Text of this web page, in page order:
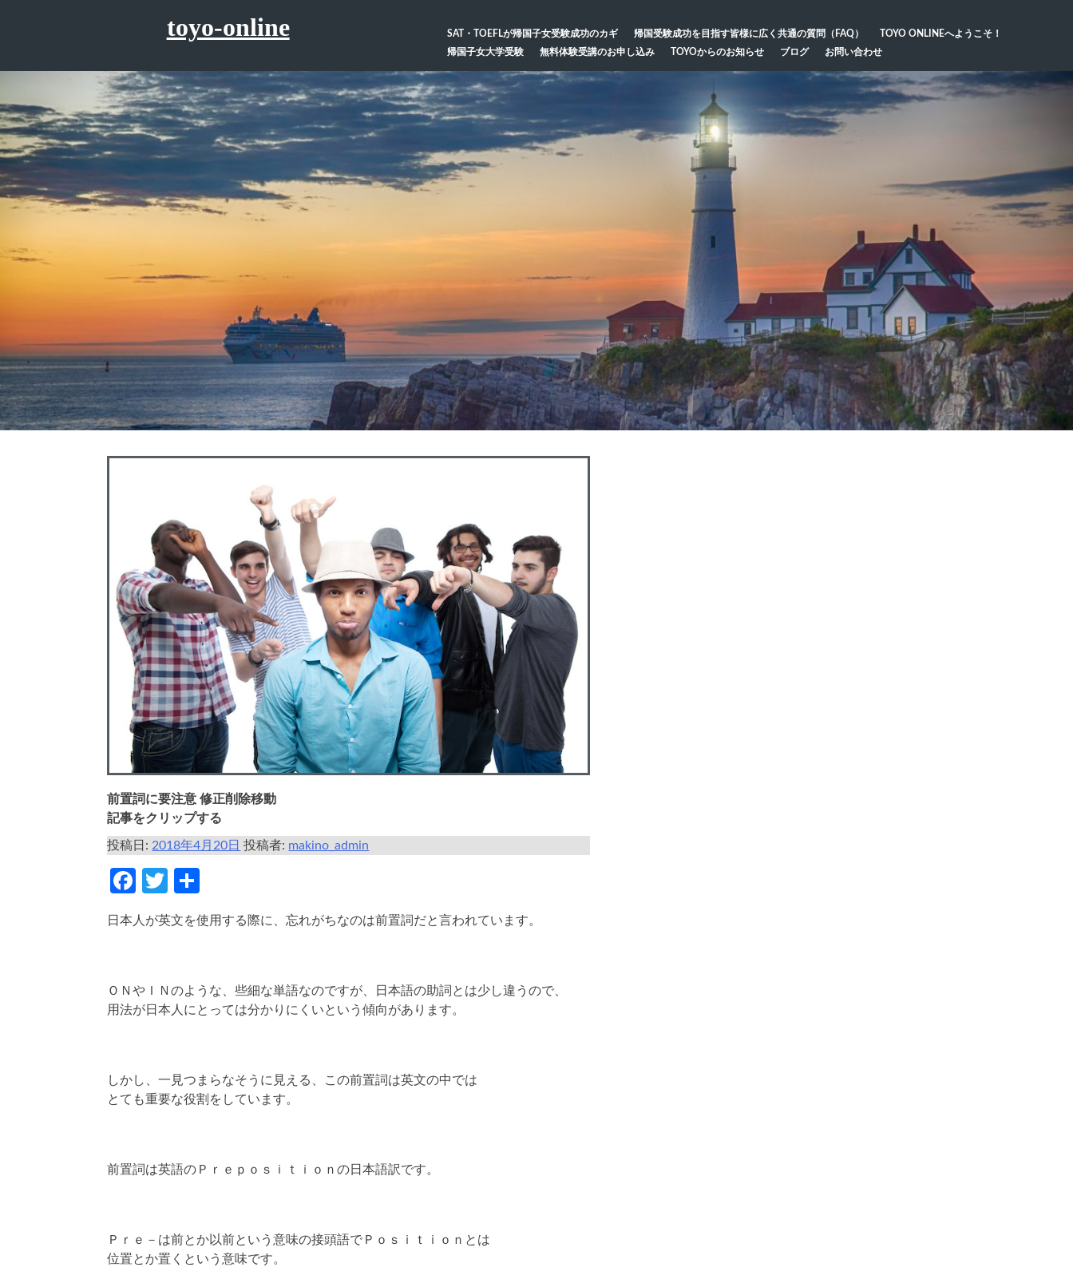
へ
ス
キ
ッ
プ
toyo-online SAT・TOEFLが帰国子女受験成功のカギ 帰国受験成功を目指す皆様に広く共通の質問（FAQ）
TOYO ONLINEへようこそ！
帰国子女大学受験
無料体験受講のお申し込み TOYOからのお知らせ ブログ お問い合わせ
前置詞に要注意 修正削除移動
記事をクリップする
投稿日:2018年4月20日 投稿者: makino_admin
Facebook
Twitter
日本人が英文を使用する際に、忘れがちなのは前置詞だと言われています。
ＯＮやＩＮのような、些細な単語なのですが、日本語の助詞とは少し違うので、
用法が日本人にとっては分かりにくいという傾向があります。
しかし、一見つまらなそうに見える、この前置詞は英文の中では
とても重要な役割をしています。
前置詞は英語のＰｒｅｐｏｓｉｔｉｏｎの日本語訳です。
Ｐｒｅ－は前とか以前という意味の接頭語でＰｏｓｉｔｉｏｎとは
位置とか置くという意味です。